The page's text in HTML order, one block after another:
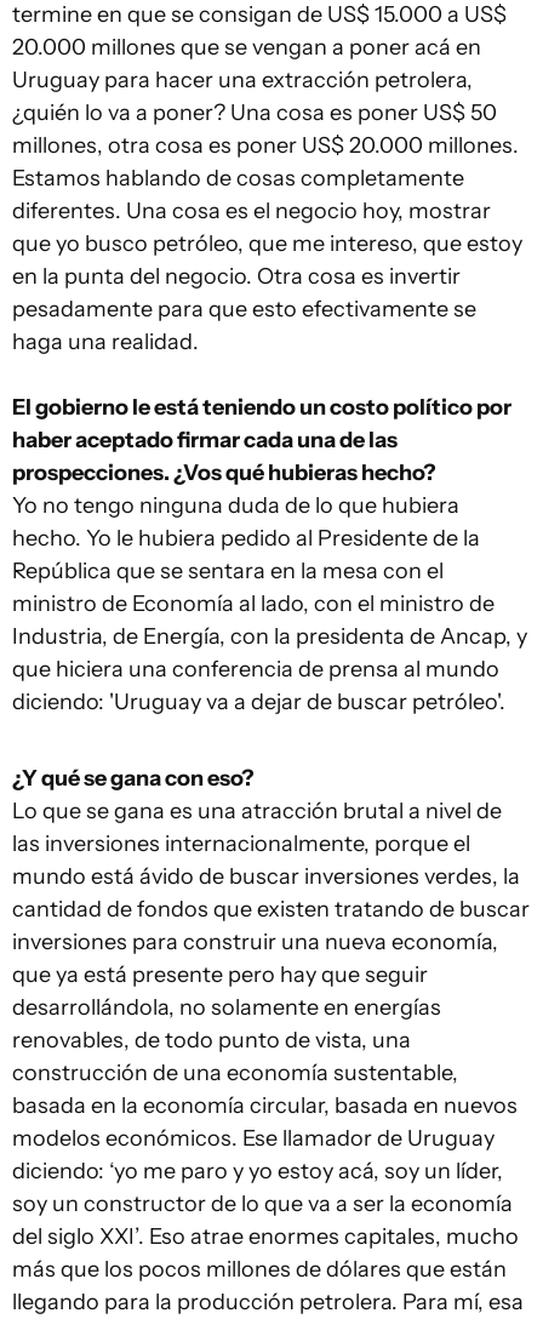
termine en que se consigan de US$ 15.000 a US$
20.000 millones que se vengan a poner acá en
Uruguay para hacer una extracción petrolera,
¿quién lo va a poner? Una cosa es poner US$ 50
millones, otra cosa es poner US$ 20.000 millones.
Estamos hablando de cosas completamente
diferentes. Una cosa es el negocio hoy, mostrar
que yo busco petróleo, que me intereso, que estoy
en la punta del negocio. Otra cosa es invertir
pesadamente para que esto efectivamente se
haga una realidad.
El gobierno le está teniendo un costo político por
haber aceptado firmar cada una de las
prospecciones. ¿Vos qué hubieras hecho?
Yo no tengo ninguna duda de lo que hubiera
hecho. Yo le hubiera pedido al Presidente de la
República que se sentara en la mesa con el
ministro de Economía al lado, con el ministro de
Industria, de Energía, con la presidenta de Ancap, y
que hiciera una conferencia de prensa al mundo
diciendo: 'Uruguay va a dejar de buscar petróleo'.
¿Y qué se gana con eso?
Lo que se gana es una atracción brutal a nivel de
las inversiones internacionalmente, porque el
mundo está ávido de buscar inversiones verdes, la
cantidad de fondos que existen tratando de buscar
inversiones para construir una nueva economía,
que ya está presente pero hay que seguir
desarrollándola, no solamente en energías
renovables, de todo punto de vista, una
construcción de una economía sustentable,
basada en la economía circular, basada en nuevos
modelos económicos. Ese llamador de Uruguay
diciendo: ‘yo me paro y yo estoy acá, soy un líder,
soy un constructor de lo que va a ser la economía
del siglo XXI’. Eso atrae enormes capitales, mucho
más que los pocos millones de dólares que están
llegando para la producción petrolera. Para mí, esa